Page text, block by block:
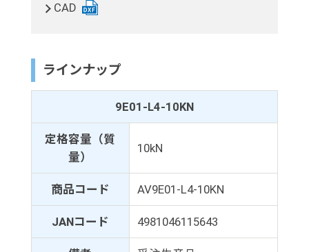
CAD
ラインナップ
9E01-L4-10KN
定格容量（質
量）
10kN
商品コード AV9E01-L4-10KN
JANコード 4981046115643